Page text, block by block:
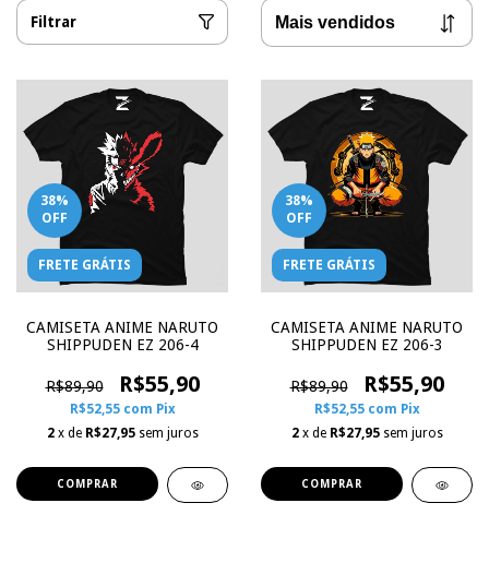
Filtrar
38%
OFF
FRETE GRÁTIS
CAMISETA ANIME NARUTO
SHIPPUDEN EZ 206-4
R$89,90 R$55,90
R$52,55 com Pix
2 x de R$27,95 sem juros
COMPRAR
38%
OFF
FRETE GRÁTIS
CAMISETA ANIME NARUTO
SHIPPUDEN EZ 206-3
R$89,90 R$55,90
R$52,55 com Pix
2 x de R$27,95 sem juros
COMPRAR